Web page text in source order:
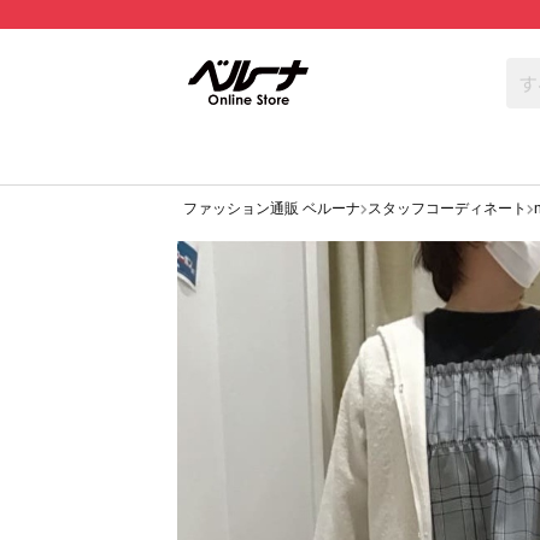
ファッション通販 ベルーナ スタッフコーディネート